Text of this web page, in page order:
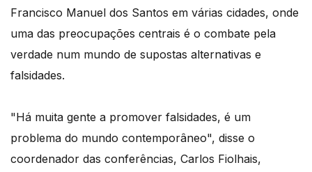
Francisco Manuel dos Santos em várias cidades, onde
uma das preocupações centrais é o combate pela
verdade num mundo de supostas alternativas e
falsidades.
"Há muita gente a promover falsidades, é um
problema do mundo contemporâneo", disse o
coordenador das conferências, Carlos Fiolhais,